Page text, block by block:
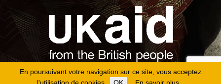
En poursuivant votre navigation sur ce site, vous acceptez